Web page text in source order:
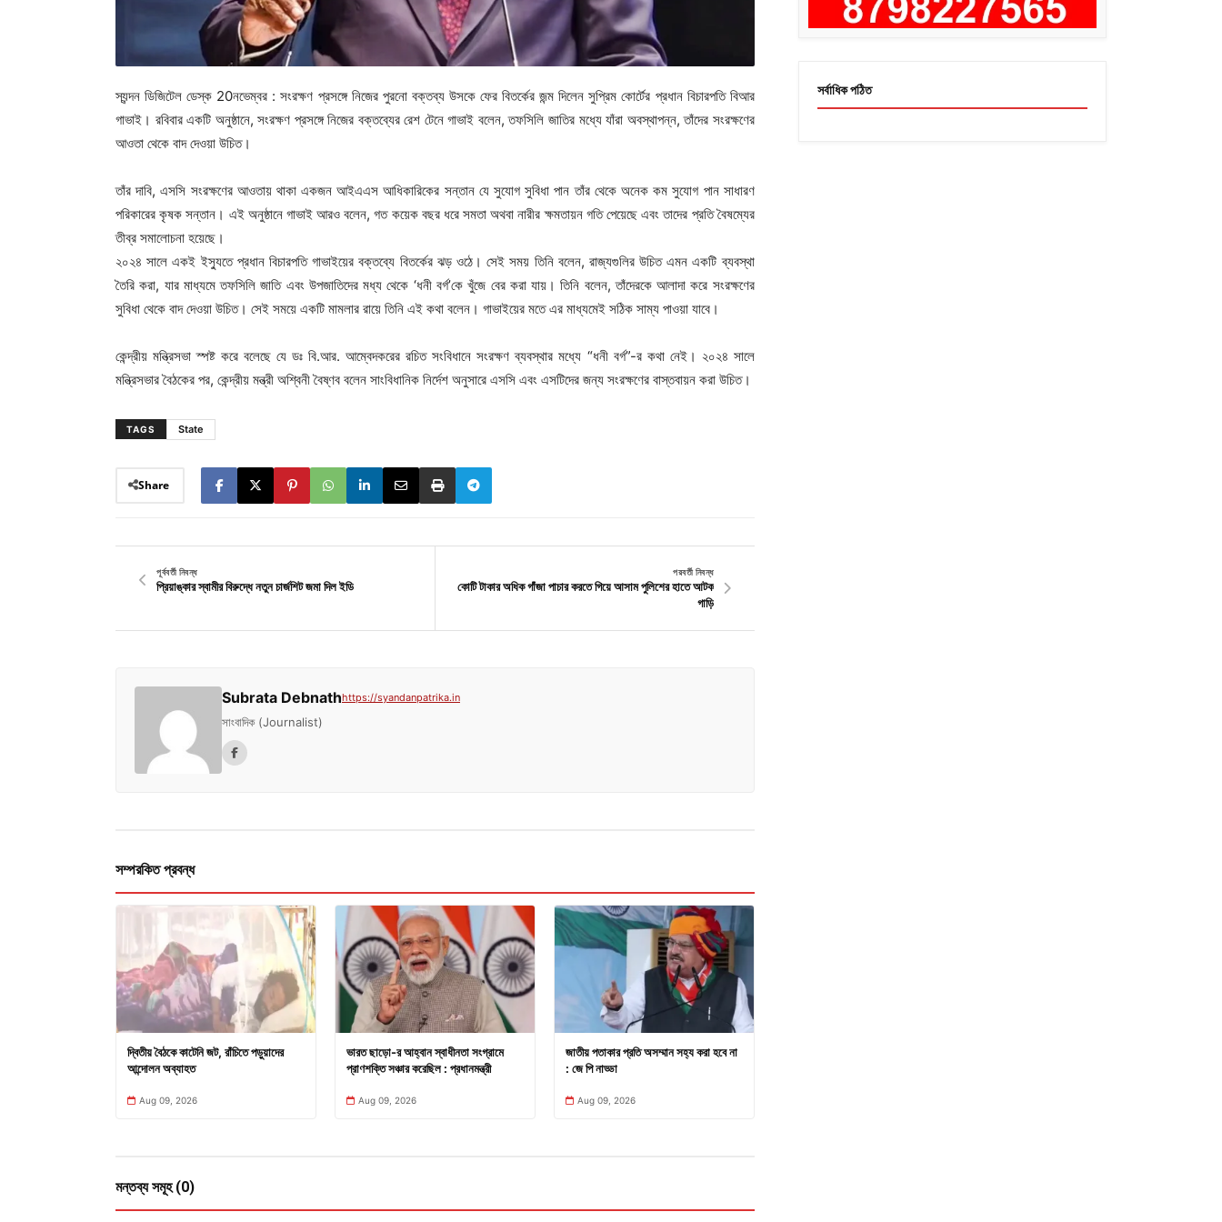
স্যন্দন ডিজিটেল ডেস্ক 20নভেম্বর : সংরক্ষণ প্রসঙ্গে নিজের পুরনো বক্তব্য উসকে ফের বিতর্কের জন্ম দিলেন সুপ্রিম কোর্টের প্রধান বিচারপতি বিআর
গাভাই। রবিবার একটি অনুষ্ঠানে, সংরক্ষণ প্রসঙ্গে নিজের বক্তব্যের রেশ টেনে গাভাই বলেন, তফসিলি জাতির মধ্যে যাঁরা অবস্থাপন্ন, তাঁদের সংরক্ষণের
আওতা থেকে বাদ দেওয়া উচিত।
তাঁর দাবি, এসসি সংরক্ষণের আওতায় থাকা একজন আইএএস আধিকারিকের সন্তান যে সুযোগ সুবিধা পান তাঁর থেকে অনেক কম সুযোগ পান সাধারণ
পরিকারের কৃষক সন্তান। এই অনুষ্ঠানে গাভাই আরও বলেন, গত কয়েক বছর ধরে সমতা অথবা নারীর ক্ষমতায়ন গতি পেয়েছে এবং তাদের প্রতি বৈষম্যের
তীব্র সমালোচনা হয়েছে।
২০২৪ সালে একই ইস্যুতে প্রধান বিচারপতি গাভাইয়ের বক্তব্যে বিতর্কের ঝড় ওঠে। সেই সময় তিনি বলেন, রাজ্যগুলির উচিত এমন একটি ব্যবস্থা
তৈরি করা, যার মাধ্যমে তফসিলি জাতি এবং উপজাতিদের মধ্য থেকে ‘ধনী বর্গ’কে খুঁজে বের করা যায়। তিনি বলেন, তাঁদেরকে আলাদা করে সংরক্ষণের
সুবিধা থেকে বাদ দেওয়া উচিত। সেই সময়ে একটি মামলার রায়ে তিনি এই কথা বলেন। গাভাইয়ের মতে এর মাধ্যমেই সঠিক সাম্য পাওয়া যাবে।
কেন্দ্রীয় মন্ত্রিসভা স্পষ্ট করে বলেছে যে ডঃ বি.আর. আম্বেদকরের রচিত সংবিধানে সংরক্ষণ ব্যবস্থার মধ্যে “ধনী বর্গ”-র কথা নেই। ২০২৪ সালে
মন্ত্রিসভার বৈঠকের পর, কেন্দ্রীয় মন্ত্রী অশ্বিনী বৈষ্ণব বলেন সাংবিধানিক নির্দেশ অনুসারে এসসি এবং এসটিদের জন্য সংরক্ষণের বাস্তবায়ন করা উচিত।
TAGS State
Share
পূর্ববর্তী নিবন্ধ
প্রিয়াঙ্কার স্বামীর বিরুদ্ধে নতুন চার্জশিট জমা দিল ইডি
পরবর্তী নিবন্ধ
কোটি টাকার অধিক গাঁজা পাচার করতে গিয়ে আসাম পুলিশের হাতে আটক
গাড়ি
Subrata Debnathhttps://syandanpatrika.in
সাংবাদিক (Journalist)
সম্পরকিত প্রবন্ধ
দ্বিতীয় বৈঠকে কাটেনি জট, রাঁচিতে পড়ুয়াদের
আন্দোলন অব্যাহত
Aug 09, 2026
ভারত ছাড়ো-র আহ্বান স্বাধীনতা সংগ্রামে
প্রাণশক্তি সঞ্চার করেছিল : প্রধানমন্ত্রী
Aug 09, 2026
জাতীয় পতাকার প্রতি অসম্মান সহ্য করা হবে না
: জে পি নাড্ডা
Aug 09, 2026
মন্তব্য সমূহ (0)
সর্বাধিক পঠিত